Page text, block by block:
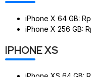
iPhone X 64 GB:
iPhone X 256 GB:
IPHONE XS